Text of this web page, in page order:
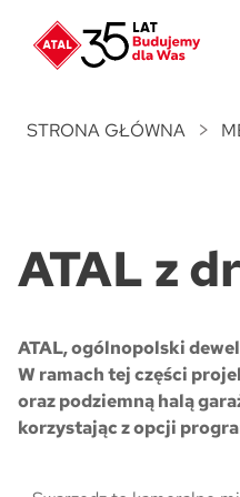
STRONA GŁÓWNA
ATAL z
ATAL, ogólnopolski
W ramach tej części
oraz podziemną halą
korzystając z opcji
w Poznaniu
NOWOŚĆ
Program
Polecaj i zyskaj
NOWOŚĆ
ATAL Floriana w
NOWOŚĆ